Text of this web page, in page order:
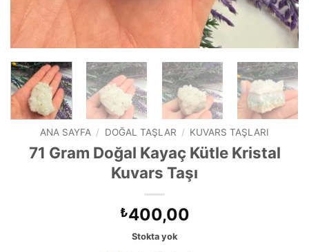
ANA SAYFA / DOĞAL TAŞLAR / KUVARS TAŞLARI
71 Gram Doğal Kayaç Kütle Kristal
Kuvars Taşı
₺400,00
Stokta yok